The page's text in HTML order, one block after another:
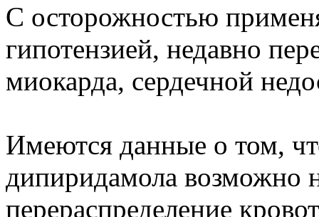
С осторожностью
гипотензией, недавно
миокарда, сердечной
Имеются данные о том,
дипиридамола возможно
перераспределение